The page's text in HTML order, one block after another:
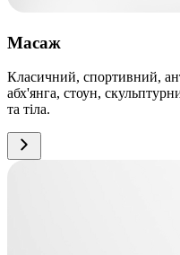
Масаж
Класичний, спортивний,
абх'янга, стоун,
та тіла.